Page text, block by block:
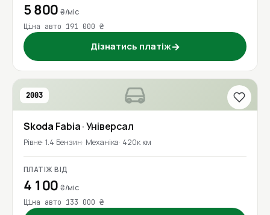
5 800₴/міс
Ціна авто 191 000 ₴
Дізнатись платіж→
2003
Skoda Fabia· Універсал
Рівне 1.4 Бензин Механіка 420к км
ПЛАТІЖ ВІД
4 100₴/міс
Ціна авто 133 000 ₴